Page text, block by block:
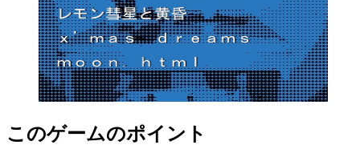
このゲームのポイント